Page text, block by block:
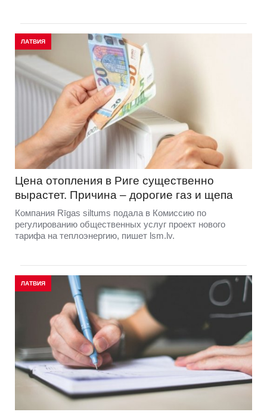
ЛАТВИЯ
Цена отопления в Риге существенно
вырастет. Причина – дорогие газ и щепа
Компания Rīgas siltums подала в Комиссию по
регулированию общественных услуг проект нового
тарифа на теплоэнергию, пишет lsm.lv.
ЛАТВИЯ